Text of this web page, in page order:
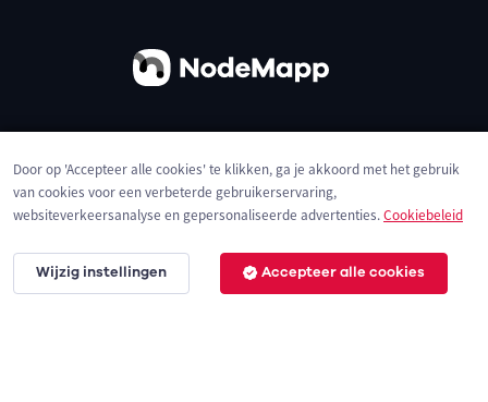
Privacybeleid Cookies
Door op 'Accepteer alle cookies' te klikken, ga je akkoord met het gebruik
van cookies voor een verbeterde gebruikerservaring,
websiteverkeersanalyse en gepersonaliseerde advertenties.Cookiebeleid
Wijzig instellingen Accepteer alle cookies